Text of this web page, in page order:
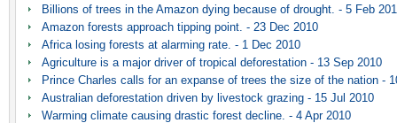
Billions of trees in the Amazon dying because of drought. - 5 Feb
Amazon forests approach tipping point. - 23 Dec 2010
Africa losing forests at alarming rate. - 1 Dec 2010
Agriculture is a major driver of tropical deforestation - 13 Sep 2010
Prince Charles calls for an expanse of trees the size of the nation -
Australian deforestation driven by livestock grazing - 15 Jul 2010
Warming climate causing drastic forest decline. - 4 Apr 2010